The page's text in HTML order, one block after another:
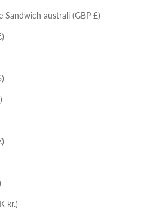
Sandwich australi (GBP £)
kr.)